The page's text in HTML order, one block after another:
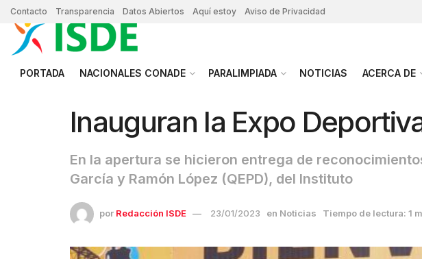
Contacto Transparencia Datos Abiertos Aquí estoy Aviso de Privacidad
PORTADA NACIONALES CONADE PARALIMPIADA NOTICIAS ACERCA DE
Inauguran la Expo
En la apertura se hicieron entrega de
García y Ramón López (QEPD), del Instituto
por Redacción ISDE 23/01/2023 en Noticias Tiempo de lectura: 1